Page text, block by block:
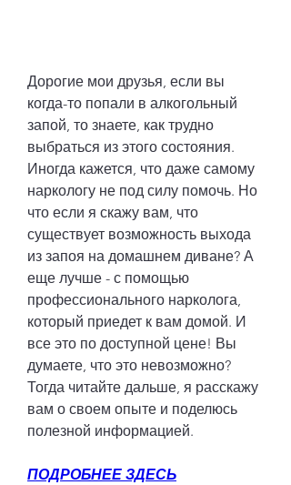
Дорогие мои друзья, если вы
когда-то попали в алкогольный
запой, то знаете, как трудно
выбраться из этого состояния.
Иногда кажется, что даже самому
наркологу не под силу помочь. Но
что если я скажу вам, что
существует возможность выхода
из запоя на домашнем диване? А
еще лучше - с помощью
профессионального нарколога,
который приедет к вам домой. И
все это по доступной цене! Вы
думаете, что это невозможно?
Тогда читайте дальше, я расскажу
вам о своем опыте и поделюсь
полезной информацией.
ПОДРОБНЕЕ ЗДЕСЬ